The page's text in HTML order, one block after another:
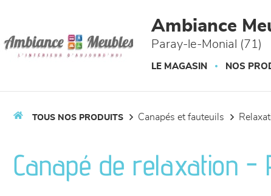
Ambiance
Paray-le-Monial (71)
LE MAGASIN NOS
TOUS NOS PRODUITS canapés et fauteuils
Canapé de relaxation